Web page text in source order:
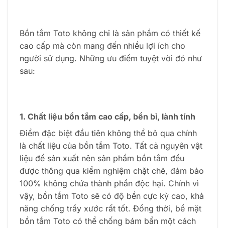
Bồn tắm Toto không chỉ là sản phẩm có thiết kế
cao cấp mà còn mang đến nhiều lợi ích cho
người sử dụng. Những ưu điểm tuyệt vời đó như
sau:
1. Chất liệu bồn tắm cao cấp, bền bỉ, lành tính
Điểm đặc biệt đầu tiên không thể bỏ qua chính
là chất liệu của bồn tắm Toto. Tất cả nguyên vật
liệu để sản xuất nên sản phẩm bồn tắm đều
được thông qua kiểm nghiệm chặt chẽ, đảm bảo
100% không chứa thành phần độc hại. Chính vì
vậy, bồn tắm Toto sẽ có độ bền cực kỳ cao, khả
năng chống trầy xước rất tốt. Đồng thời, bề mặt
bồn tắm Toto có thể chống bám bẩn một cách